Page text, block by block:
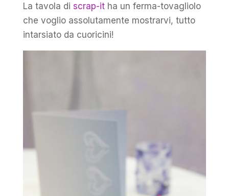
La tavola di scrap-itha un ferma-tovagliolo
che voglio assolutamente mostrarvi, tutto
intarsiato da cuoricini!